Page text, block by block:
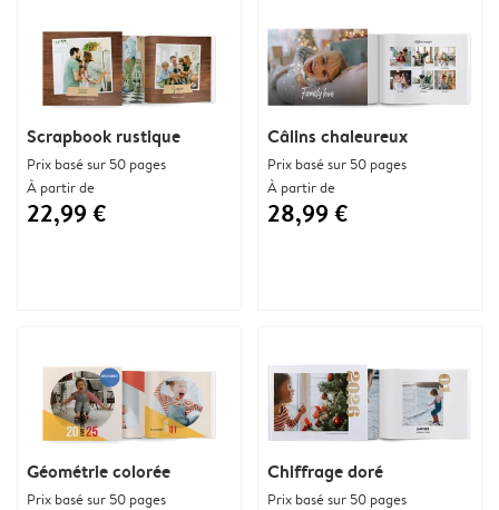
Câlins chaleureux
Prix basé sur 50 pages
À partir de
28,99 €
Chiffrage doré
Prix basé sur 50 pages
Scrapbook rustique
Prix basé sur 50 pages
À partir de
22,99 €
Géométrie colorée
Prix basé sur 50 pages